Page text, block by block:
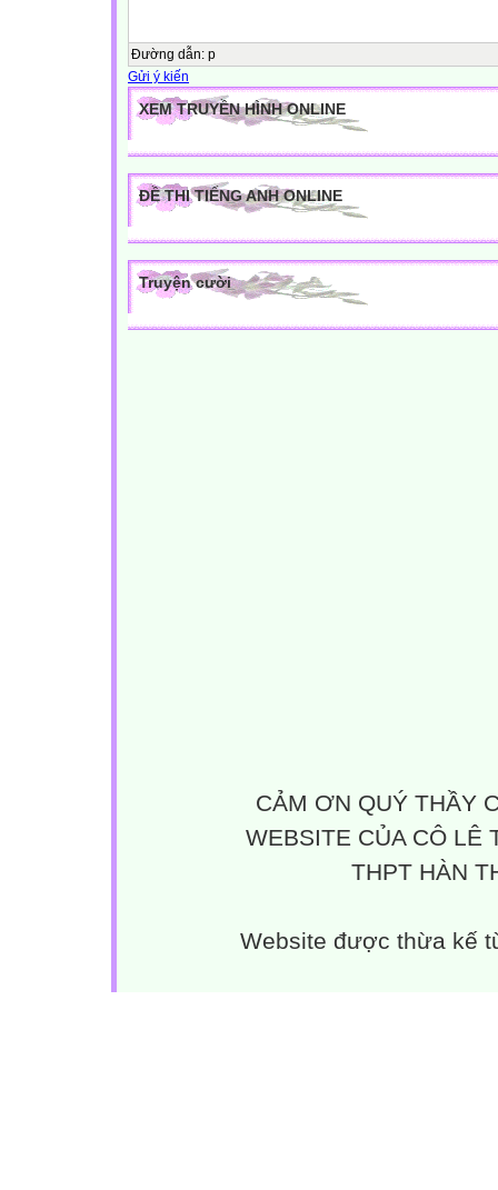
Đường dẫn: p
Gửi ý kiến
XEM TRUYỀN HÌNH ONLINE
ĐỀ THI TIẾNG ANH ONLINE
Truyện cười
CẢM ƠN QUÝ THẦY
WEBSITE CỦA CÔ LÊ
THPT HÀN
Website được thừa kế